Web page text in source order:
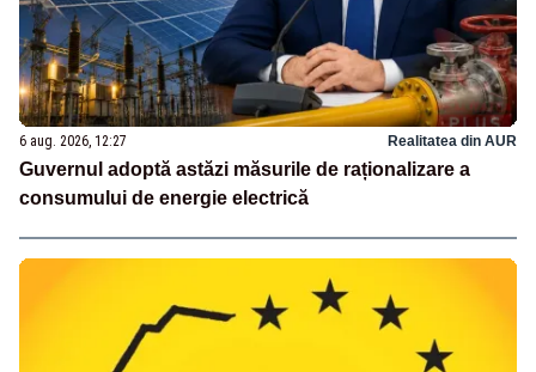
6 aug. 2026, 12:27 Realitatea din AUR
Guvernul adoptă astăzi măsurile de raționalizare a
consumului de energie electrică